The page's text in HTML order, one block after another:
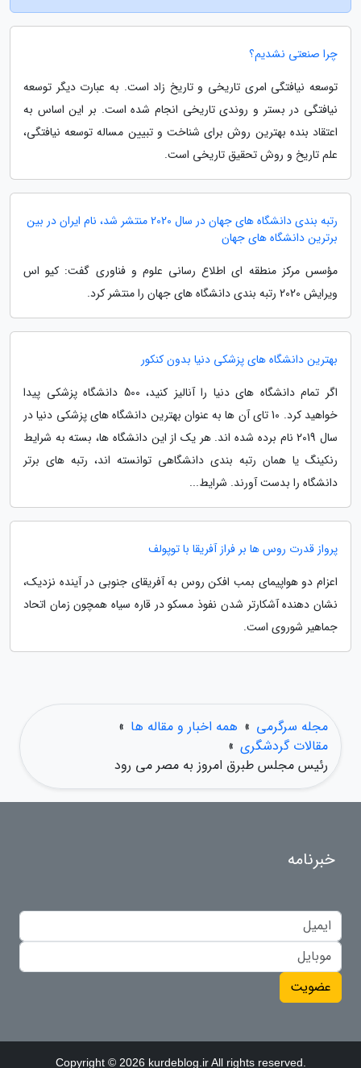
چرا صنعتی نشدیم؟
توسعه نیافتگی امری تاریخی و تاریخ زاد است. به عبارت دیگر توسعه
نیافتگی در بستر و روندی تاریخی انجام شده است. بر این اساس به
اعتقاد بنده بهترین روش برای شناخت و تبیین مساله توسعه نیافتگی،
علم تاریخ و روش تحقیق تاریخی است.
رتبه بندی دانشگاه های جهان در سال 2020 منتشر شد، نام ایران در بین
برترین دانشگاه های جهان
مؤسس مرکز منطقه ای اطلاع رسانی علوم و فناوری گفت: کیو اس
ویرایش 2020 رتبه بندی دانشگاه های جهان را منتشر کرد.
بهترین دانشگاه های پزشکی دنیا بدون کنکور
اگر تمام دانشگاه های دنیا را آنالیز کنید، 500 دانشگاه پزشکی پیدا
خواهید کرد. 10 تای آن ها به عنوان بهترین دانشگاه های پزشکی دنیا در
سال 2019 نام برده شده اند. هر یک از این دانشگاه ها، بسته به شرایط
رنکینگ یا همان رتبه بندی دانشگاهی توانسته اند، رتبه های برتر
دانشگاه را بدست آورند. شرایط...
پرواز قدرت روس ها بر فراز آفریقا با توپولف
اعزام دو هواپیمای بمب افکن روس به آفریقای جنوبی در آینده نزدیک،
نشان دهنده آشکارتر شدن نفوذ مسکو در قاره سیاه همچون زمان اتحاد
جماهیر شوروی است.
مجله سرگرمی » همه اخبار و مقاله ها »
مقالات گردشگری »
رئیس مجلس طبرق امروز به مصر می رود
خبرنامه
عضویت
Copyright © 2026 kurdeblog.ir All rights reserved.